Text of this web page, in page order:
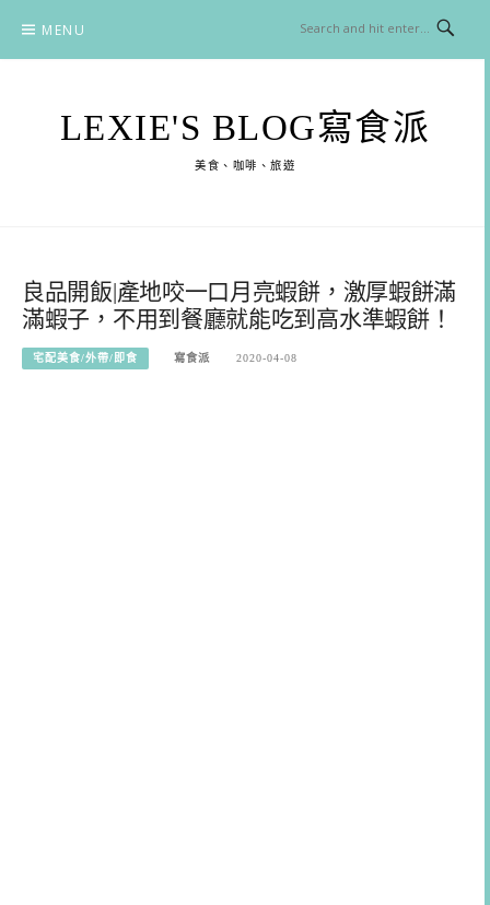
content
MENU
LEXIE'S BLOG寫食派
美食、咖啡、旅遊
良品開飯|產地咬一口月亮蝦餅，激厚蝦餅滿
滿蝦子，不用到餐廳就能吃到高水準蝦餅！
宅配美食/外帶/即食 寫食派 2020-04-08